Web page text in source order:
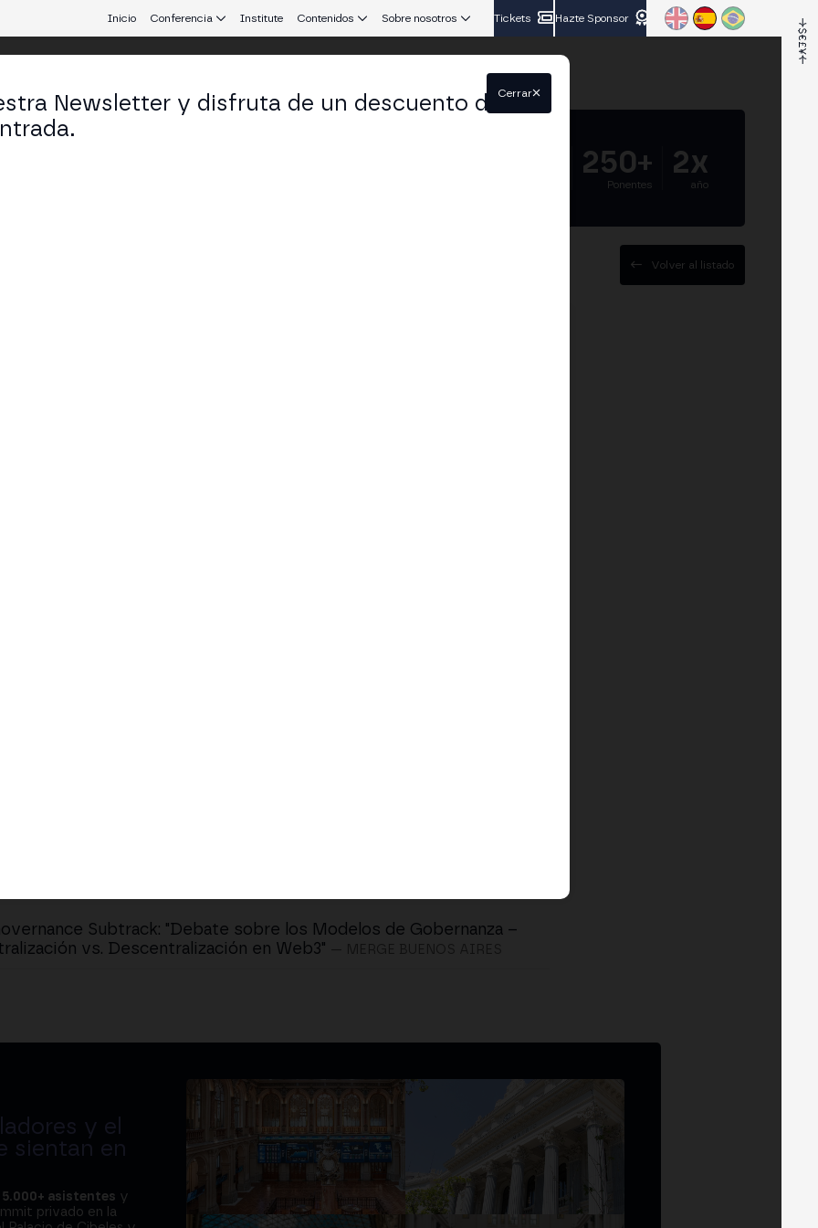
Inicio Conferencia Institute Contenidos Sobre nosotros Tickets Hazte Sponsor
250+
Ponentes
2x
año
Volver al listado
Subtrack: "Debate sobre los Modelos de Gobernanza –
vs. Descentralización en Web3"
y el
sientan en
5.000+ asistentes y
privado en la
Newsletter y disfruta de un descuento delCerrar